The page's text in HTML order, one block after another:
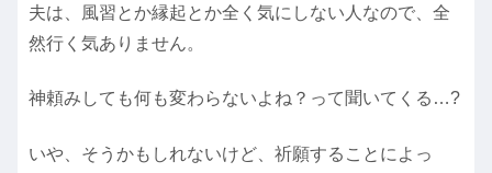
夫は、風習とか縁起とか全く気にしない人なので、全
然行く気ありません。
神頼みしても何も変わらないよね？って聞いてくる…?
いや、そうかもしれないけど、祈願することによっ